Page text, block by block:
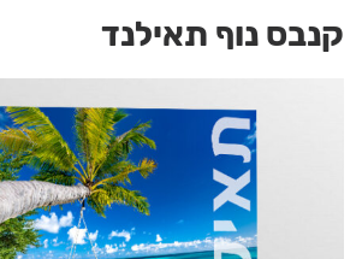
קנבס נוף תאילנד